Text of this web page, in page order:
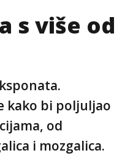
s više od
kako bi poljuljao
od
i mozgalica.